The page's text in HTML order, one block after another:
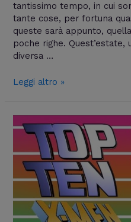
tantissimo tempo, in cui
tante cose, per fortuna
queste sarà appunto,
poche righe. Quest’estate,
diversa …
Leggi altro »